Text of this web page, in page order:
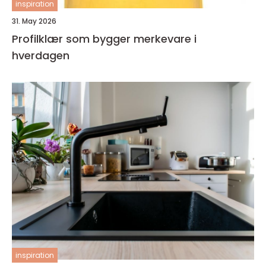
inspiration
31. May 2026
Profilklær som bygger merkevare i
hverdagen
inspiration